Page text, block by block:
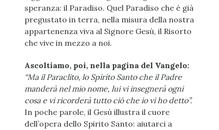
speranza: il Paradiso. Quel Paradiso che è già
pregustato in terra, nella misura della nostra
appartenenza viva al Signore Gesù, il Risorto
che vive in mezzo a noi.
Ascoltiamo, poi, nella pagina del Vangelo:
“Ma il Paraclito, lo Spirito Santo che il Padre
manderà nel mio nome, lui vi insegnerà ogni
cosa e vi ricorderà tutto ciò che io vi ho detto”.
In poche parole, il Gesù illustra il cuore
dell’opera dello Spirito Santo: aiutarci a